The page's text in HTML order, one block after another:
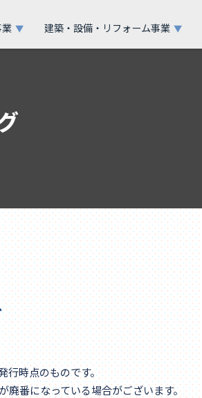
▼ 建築・設備・リフォーム事業 ▼
行時点のものです。
番になっている場合がございます。